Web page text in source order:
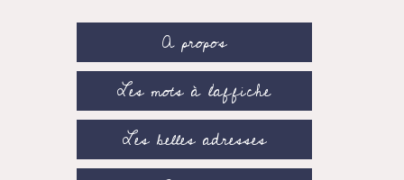
A propos
Les mots à l’affiche
Les belles adresses